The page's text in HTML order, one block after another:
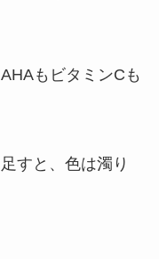
もビタミンCも
すと、色は濁り